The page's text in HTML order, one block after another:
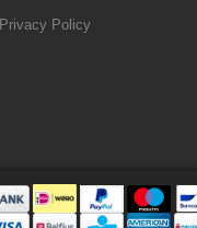
Privacy Policy